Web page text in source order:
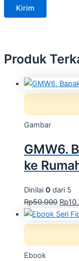
Produk
Gambar
GMW6.
ke
Dinilai 0 dari 5
Rp50.000 Rp
Ebook